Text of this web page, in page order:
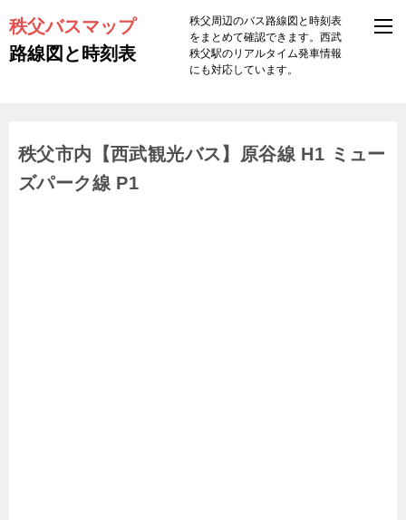
秩父バスマップ
路線図と時刻表
秩父周辺のバス路線図と時刻表
をまとめて確認できます。西武
秩父駅のリアルタイム発車情報
にも対応しています。
秩父市内【西武観光バス】原谷線 H1 ミュー
ズパーク線 P1